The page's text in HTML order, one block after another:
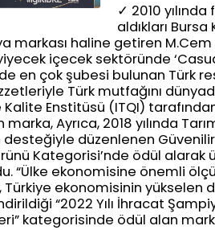
✓ 2010
aldıkları Bursa
markası haline getiren M.Cem
içecek sektöründe
en çok şubesi bulunan Türk
Türk mutfağını
Kalite Enstitüsü (ITQI)
marka, Ayrıca, 2018 yılında
düzenlenen Güvenilir
Kategorisi’nde ödül
“Ülke ekonomisine önemli
Türkiye ekonomisinin yükselen
“2022 Yılı İhracat
kategorisinde ödül alan